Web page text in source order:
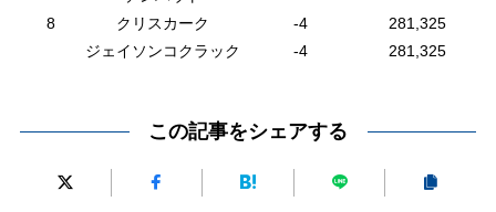
8 クリスカーク -4
281,325
ジェイソンコクラック
-4 281,325
この記事をシェアする